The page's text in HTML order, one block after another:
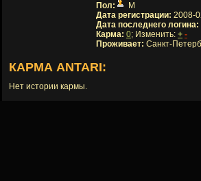
Пол:
М
Дата регистрации: 2008-
Дата последнего логина:
Карма: 0; Изменить: + -
Проживает: Санкт-
КАРМА ANTARI:
Нет истории кармы.